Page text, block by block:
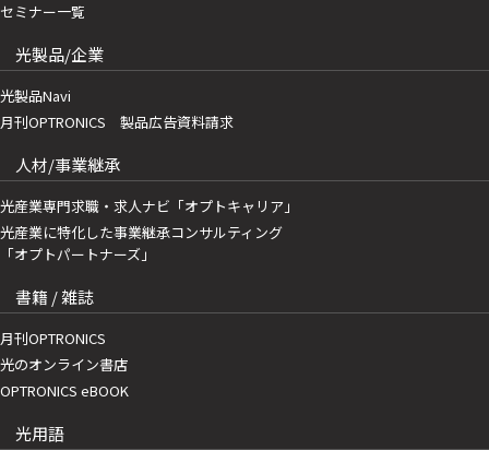
セミナー一覧
光製品/企業
光製品Navi
月刊OPTRONICS 製品広告資料請求
人材/事業継承
光産業専門求職・求人ナビ「オプトキャリア」
光産業に特化した事業継承コンサルティング
「オプトパートナーズ」
書籍 / 雑誌
月刊OPTRONICS
光のオンライン書店
OPTRONICS eBOOK
光用語